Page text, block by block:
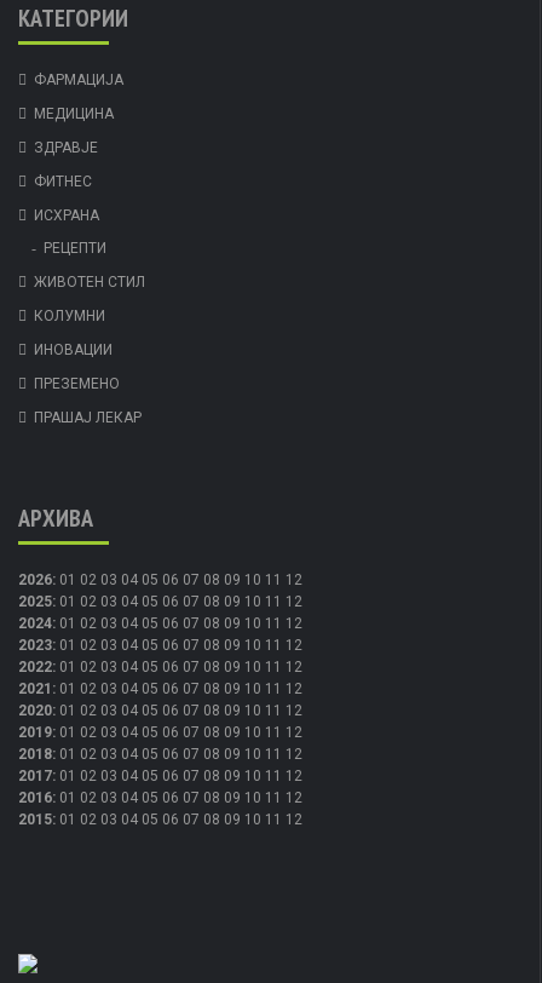
КАТЕГОРИИ
ФАРМАЦИЈА
МЕДИЦИНА
ЗДРАВЈЕ
ФИТНЕС
ИСХРАНА
РЕЦЕПТИ
ЖИВОТЕН СТИЛ
КОЛУМНИ
ИНОВАЦИИ
ПРЕЗЕМЕНО
ПРАШАЈ ЛЕКАР
АРХИВА
2026: 01 02 03 04 05 06 07 08 09 10 11 12
2025: 01 02 03 04 05 06 07 08 09 10 11 12
2024: 01 02 03 04 05 06 07 08 09 10 11 12
2023: 01 02 03 04 05 06 07 08 09 10 11 12
2022: 01 02 03 04 05 06 07 08 09 10 11 12
2021 : 01 02 03 04 05 06 07 08 09 10 11 12
2020: 01 02 03 04 05 06 07 08 09 10 11 12
2019: 01 02 03 04 05 06 07 08 09 10 11 12
2018: 01 02 03 04 05 06 07 08 09 10 11 12
2017: 01 02 03 04 05 06 07 08 09 10 11 12
2016: 01 02 03 04 05 06 07 08 09 10 11 12
2015: 01 02 03 04 05 06 07 08 09 10 11 12